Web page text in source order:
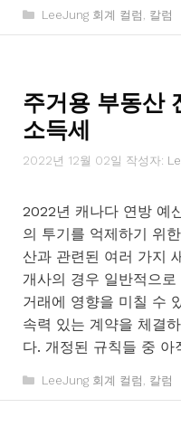
카
LeeJung 회계 컬럼 , 칼럼
주거용 부동산
소득세
2022년 12월 02일 작성자:
2022년 캐나다 연방 예
의 투기를 억제하기 위
산과 관련된 여러 가지
개사의 경우 일반적으
거래에 영향을 미칠 수
속력 있는 계약을 체결
다. 개정된 규칙들 중
카
LeeJung 회계 컬럼 칼럼